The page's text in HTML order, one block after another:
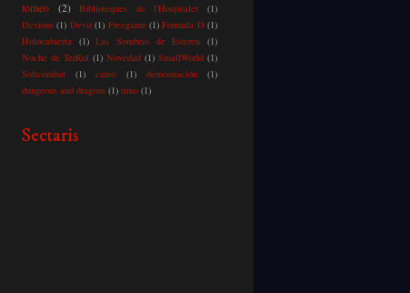
torneo
(2) Biblioteques de l'Hospitalet
(1)
Devious (1) Devir (1) Freegame (1) Fòrmula D (1)
Holocubierta (1) Las Sombras de Esteren (1)
Noche de TerRol (1) Novedad (1) SmallWorld (1)
Softcombat
(1) curso (1) demostración
(1)
dungeons and dragons (1) timo (1)
Sectaris